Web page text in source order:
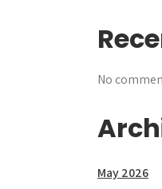
No
May 2026